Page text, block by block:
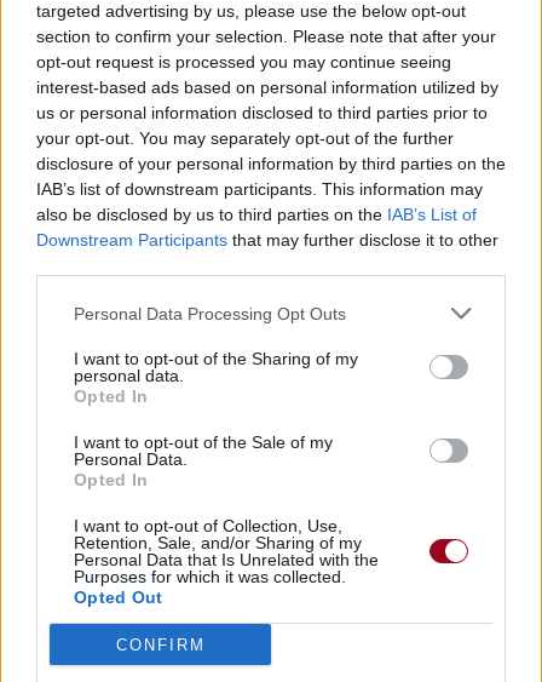
targeted advertising by us, please use the below opt-out
section to confirm your selection. Please note that after your
opt-out request is processed you may continue seeing
interest-based ads based on personal information utilized by
us or personal information disclosed to third parties prior to
your opt-out. You may separately opt-out of the further
disclosure of your personal information by third parties on the
IAB’s list of downstream participants. This information may
also be disclosed by us to third parties on the IAB’s List of
Downstream Participants that may further disclose it to other
Personal Data Processing Opt Outs
I want to opt-out of the Sharing of my
personal data.
Opted In
I want to opt-out of the Sale of my
Personal Data.
Opted In
I want to opt-out of Collection, Use,
Retention, Sale, and/or Sharing of my
Personal Data that Is Unrelated with the
Purposes for which it was collected.
Opted Out
CONFIRM